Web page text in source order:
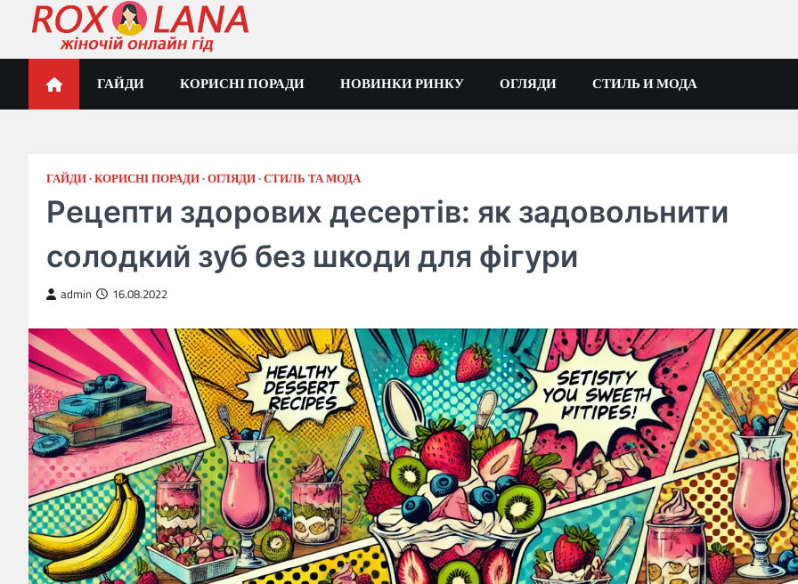
Перейти
Жіночий гід Роксолана
ГАЙДИ КОРИСНІ ПОРАДИ НОВИНКИ РИНКУ ОГЛЯДИ СТИЛЬ И МОДА
ГАЙДИ КОРИСНІ ПОРАДИ ОГЛЯДИ СТИЛЬ ТА МОДА
Рецепти здорових десертів: як задовольнити
солодкий зуб без шкоди для фігури
admin 16.08.2022